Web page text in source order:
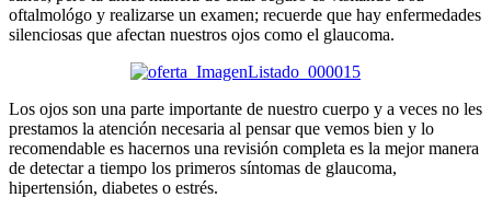
oftalmológo y realizarse un examen; recuerde que hay enfermedades
silenciosas que afectan nuestros ojos como el glaucoma.
Los ojos son una parte importante de nuestro cuerpo y a veces no les
prestamos la atención necesaria al pensar que vemos bien y lo
recomendable es hacernos una revisión completa es la mejor manera
de detectar a tiempo los primeros síntomas de glaucoma,
hipertensión, diabetes o estrés.